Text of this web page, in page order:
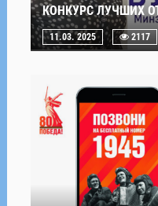
КОНКУРС ЛУЧШИХ
11.03. 2025 2117